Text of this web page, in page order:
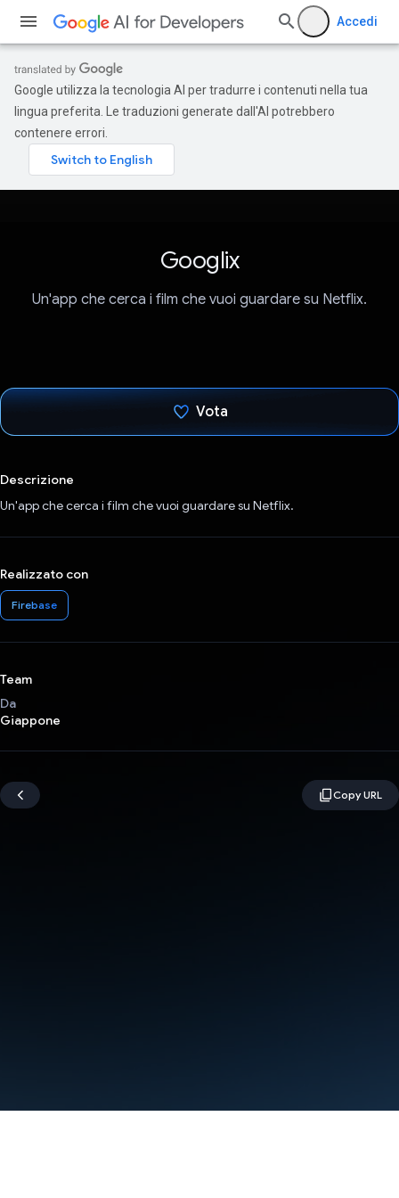
Accedi
Google utilizza la tecnologia AI per tradurre i contenuti nella tua
lingua preferita. Le traduzioni generate dall'AI potrebbero
contenere errori.
Googlix
Un'app che cerca i film che vuoi guardare su Netflix.
Vota
Descrizione
Un'app che cerca i film che vuoi guardare su Netflix.
Realizzato con
Firebase
Team
Da
Giappone